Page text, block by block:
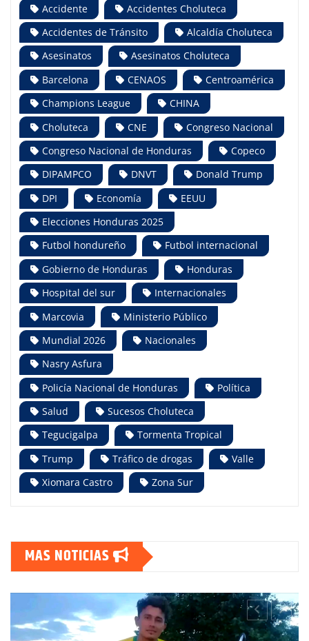
Accidente
Accidentes Choluteca
Accidentes de Tránsito
Alcaldía Choluteca
Asesinatos
Asesinatos Choluteca
Barcelona
CENAOS
Centroamérica
Champions League
CHINA
Choluteca
CNE
Congreso Nacional
Congreso Nacional de Honduras
Copeco
DIPAMPCO
DNVT
Donald Trump
DPI
Economía
EEUU
Elecciones Honduras 2025
Futbol hondureño
Futbol internacional
Gobierno de Honduras
Honduras
Hospital del sur
Internacionales
Marcovia
Ministerio Público
Mundial 2026
Nacionales
Nasry Asfura
Policía Nacional de Honduras
Política
Salud
Sucesos Choluteca
Tegucigalpa
Tormenta Tropical
Trump
Tráfico de drogas
Valle
Xiomara Castro
Zona Sur
MAS NOTICIAS